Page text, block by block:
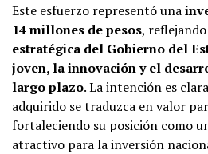
Este esfuerzo representó una
14 millones de pesos,
estratégica del Gobierno del
joven, la innovación y el
largo plazo. La intención es
adquirido se traduzca en valor
fortaleciendo su posición como
atractivo para la inversión